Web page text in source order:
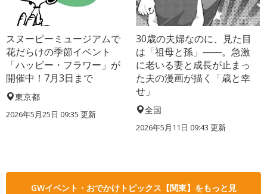
スヌーピーミュージアムで
花だらけの季節イベント
「ハッピー・フラワー」が
開催中！7月3日まで
東京都
2026年5月25日 09:35 更新
30歳の夫婦なのに、見た目
は「祖母と孫」――。急激
に老いる妻と成長が止まっ
た夫の漫画が描く「歳と幸
せ」
全国
2026年5月11日 09:43 更新
GWイベント・おでかけトピックス【関東】をもっと見